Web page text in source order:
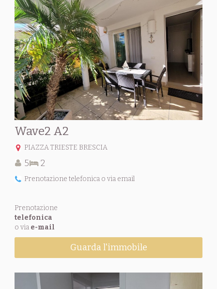
Wave2 A2
PIAZZA TRIESTE BRESCIA
5 2
Prenotazione telefonica o via email
Prenotazione
telefonica
o via e-mail
Guarda l'immobile